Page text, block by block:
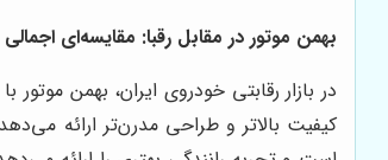
بهمن موتور در مقابل رقبا: مقایسه‌ای اجمالی
در بازار رقابتی خودروی ایران، بهمن
کیفیت بالاتر و طراحی مدرن‌تر ارائه